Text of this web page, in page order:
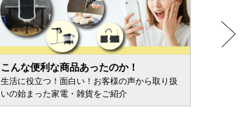
こんな便利な商品あったのか！
生活に役立つ！面白い！お客様の声から取り扱
いの始まった家電・雑貨をご紹介